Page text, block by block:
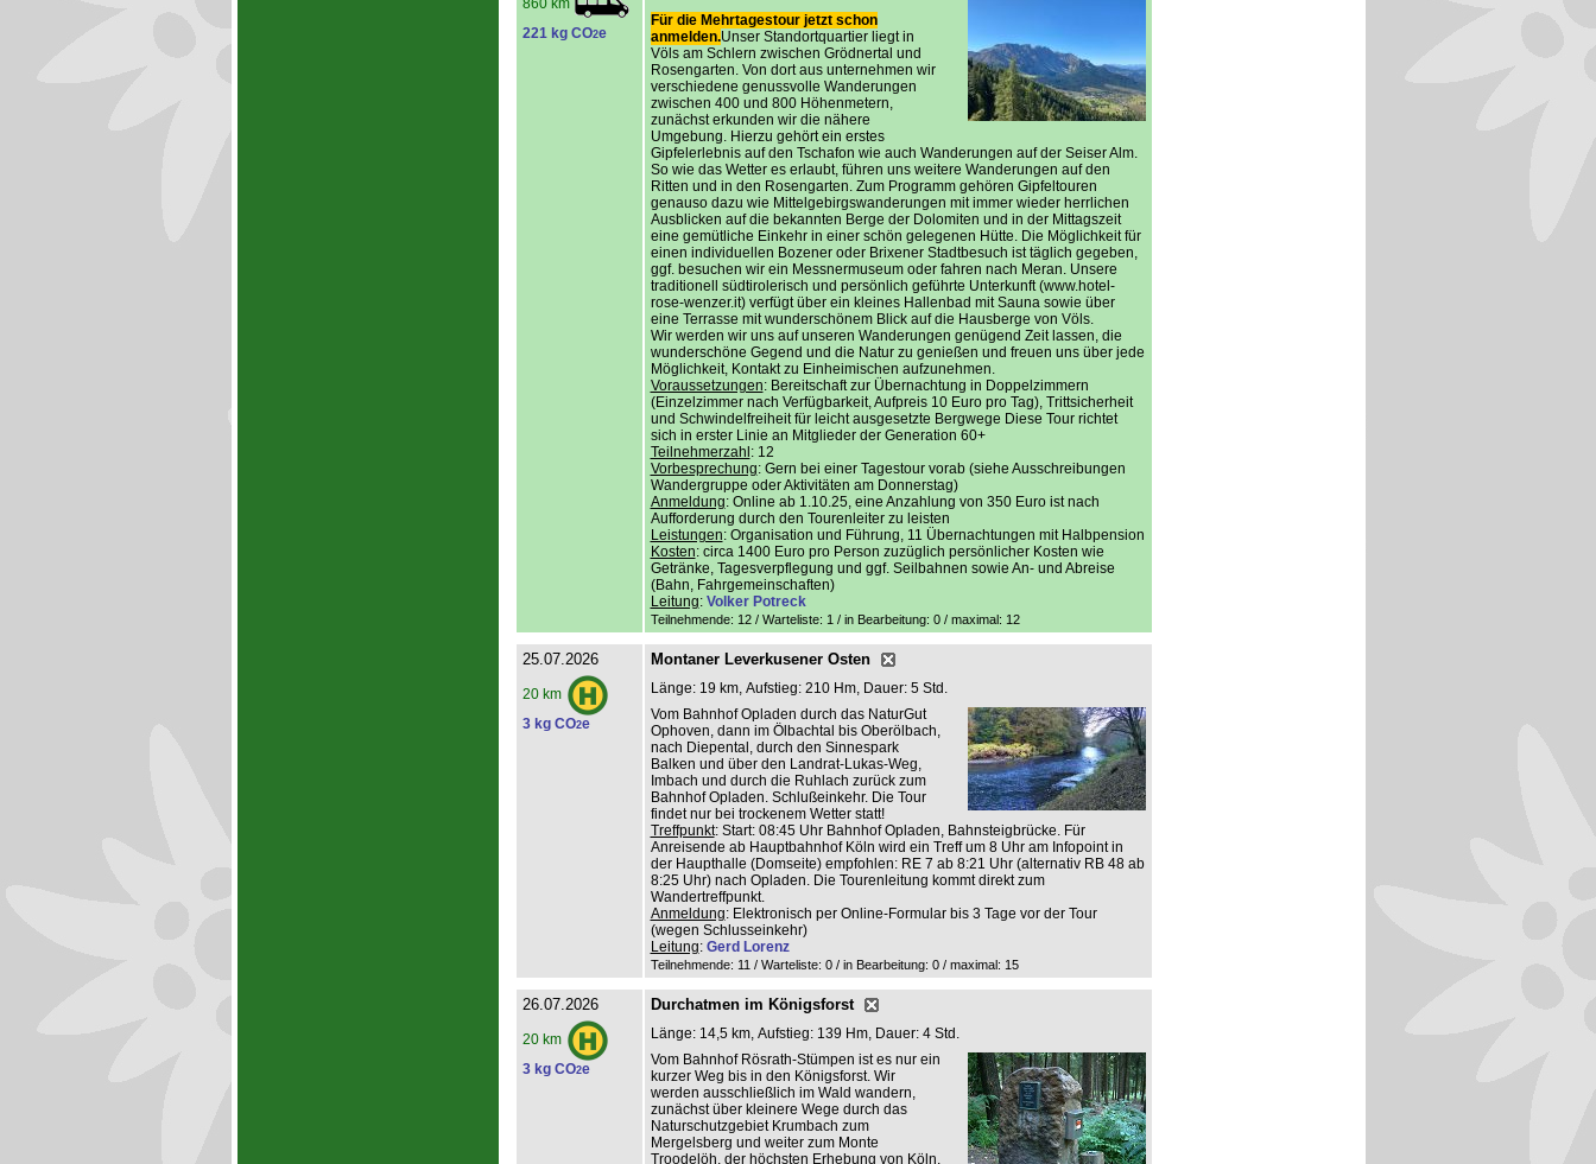
860 km
221 kg CO2e
Für die Mehrtagestour jetzt schon
anmelden.Unser Standortquartier liegt in
Völs am Schlern zwischen Grödnertal und
Rosengarten. Von dort aus unternehmen wir
verschiedene genussvolle Wanderungen
zwischen 400 und 800 Höhenmetern,
zunächst erkunden wir die nähere
Umgebung. Hierzu gehört ein erstes
Gipfelerlebnis auf den Tschafon wie auch Wanderungen auf der Seiser Alm.
So wie das Wetter es erlaubt, führen uns weitere Wanderungen auf den
Ritten und in den Rosengarten. Zum Programm gehören Gipfeltouren
genauso dazu wie Mittelgebirgswanderungen mit immer wieder herrlichen
Ausblicken auf die bekannten Berge der Dolomiten und in der Mittagszeit
eine gemütliche Einkehr in einer schön gelegenen Hütte. Die Möglichkeit für
einen individuellen Bozener oder Brixener Stadtbesuch ist täglich gegeben,
ggf. besuchen wir ein Messnermuseum oder fahren nach Meran. Unsere
traditionell südtirolerisch und persönlich geführte Unterkunft (www.hotel-
rose-wenzer.it) verfügt über ein kleines Hallenbad mit Sauna sowie über
eine Terrasse mit wunderschönem Blick auf die Hausberge von Völs.
Wir werden wir uns auf unseren Wanderungen genügend Zeit lassen, die
wunderschöne Gegend und die Natur zu genießen und freuen uns über jede
Möglichkeit, Kontakt zu Einheimischen aufzunehmen.
Voraussetzungen: Bereitschaft zur Übernachtung in Doppelzimmern
(Einzelzimmer nach Verfügbarkeit, Aufpreis 10 Euro pro Tag), Trittsicherheit
und Schwindelfreiheit für leicht ausgesetzte Bergwege Diese Tour richtet
sich in erster Linie an Mitglieder der Generation 60+
Teilnehmerzahl : 12
Vorbesprechung: Gern bei einer Tagestour vorab (siehe Ausschreibungen
Wandergruppe oder Aktivitäten am Donnerstag)
Anmeldung: Online ab 1.10.25, eine Anzahlung von 350 Euro ist nach
Aufforderung durch den Tourenleiter zu leisten
Leistungen: Organisation und Führung, 11 Übernachtungen mit Halbpension
Kosten: circa 1400 Euro pro Person zuzüglich persönlicher Kosten wie
Getränke, Tagesverpflegung und ggf. Seilbahnen sowie An- und Abreise
(Bahn, Fahrgemeinschaften)
Leitung: Volker Potreck
Teilnehmende: 12 / Warteliste: 1 / in Bearbeitung: 0 / maximal: 12
25.07.2026
20 km
3 kg CO2e
Montaner Leverkusener Osten
Länge: 19 km, Aufstieg: 210 Hm, Dauer: 5 Std.
Vom Bahnhof Opladen durch das NaturGut
Ophoven, dann im Ölbachtal bis Oberölbach,
nach Diepental, durch den Sinnespark
Balken und über den Landrat-Lukas-Weg,
Imbach und durch die Ruhlach zurück zum
Bahnhof Opladen. Schlußeinkehr. Die Tour
findet nur bei trockenem Wetter statt!
Treffpunkt: Start: 08:45 Uhr Bahnhof Opladen, Bahnsteigbrücke. Für
Anreisende ab Hauptbahnhof Köln wird ein Treff um 8 Uhr am Infopoint in
der Haupthalle (Domseite) empfohlen: RE 7 ab 8:21 Uhr (alternativ RB 48 ab
8:25 Uhr) nach Opladen. Die Tourenleitung kommt direkt zum
Wandertreffpunkt.
Anmeldung: Elektronisch per Online-Formular bis 3 Tage vor der Tour
(wegen Schlusseinkehr)
Leitung: Gerd Lorenz
Teilnehmende: 11 / Warteliste: 0 / in Bearbeitung: 0 / maximal: 15
26.07.2026
20 km
3 kg CO2e
Durchatmen im Königsforst
Länge: 14,5 km, Aufstieg: 139 Hm, Dauer: 4 Std.
Vom Bahnhof Rösrath-Stümpen ist es nur ein
kurzer Weg bis in den Königsforst. Wir
werden ausschließlich im Wald wandern,
zunächst über kleinere Wege durch das
Naturschutzgebiet Krumbach zum
Mergelsberg und weiter zum Monte
Troodelöh, der höchsten Erhebung von Köln.